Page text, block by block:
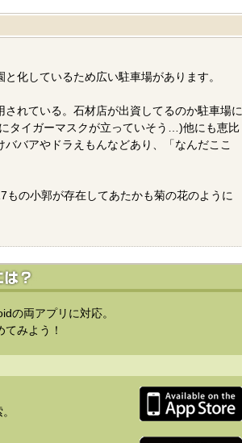
化しているため広い駐車場があります。
れている。石材店が出資してるのか駐車場に
タイガーマスクが立っていそう…)他にも恵比
バアやドラえもんなどあり、「なんだここ
の小郭が存在してあたかも菊の花のように
の両アプリに対応。
みよう！